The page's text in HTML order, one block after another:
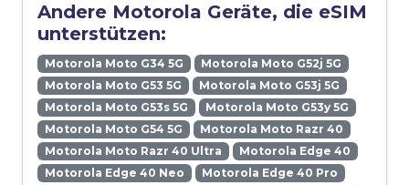
Andere Motorola Geräte, die eSIM
unterstützen:
Motorola Moto G34 5G
Motorola Moto G52j 5G
Motorola Moto G53 5G
Motorola Moto G53j 5G
Motorola Moto G53s 5G
Motorola Moto G53y 5G
Motorola Moto G54 5G
Motorola Moto Razr 40
Motorola Moto Razr 40 Ultra
Motorola Edge 40
Motorola Edge 40 Neo
Motorola Edge 40 Pro